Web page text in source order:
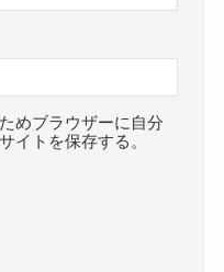
めブラウザーに自分
イトを保存する。